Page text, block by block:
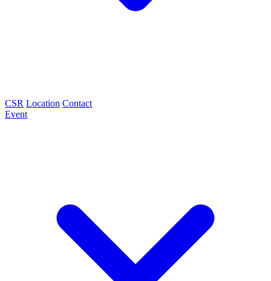
CSR Location Contact
Event